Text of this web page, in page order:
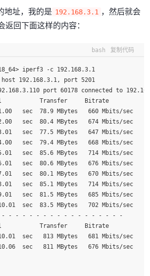
地址，我的是 192.168.3.1 ，然后就会
回下面这样的内容：
bash 复制代码
iperf3 -c 192.168.3.1
192.168.3.1, port 5201
port 60178 connected to
Transfer     Bitrate
sec  78.9 MBytes   660 Mbits/sec
sec  80.4 MBytes   674 Mbits/sec
sec  77.5 MBytes   647 Mbits/sec
sec  79.4 MBytes   668 Mbits/sec
sec  85.6 MBytes   714 Mbits/sec
sec  80.6 MBytes   676 Mbits/sec
sec  80.1 MBytes   670 Mbits/sec
sec  85.1 MBytes   714 Mbits/sec
sec  81.5 MBytes   685 Mbits/sec
sec  83.5 MBytes   702 Mbits/sec
- - - - - - - - - - - - - - - - -
Transfer     Bitrate
sec   813 MBytes   681 Mbits/
sec   811 MBytes   676 Mbits/